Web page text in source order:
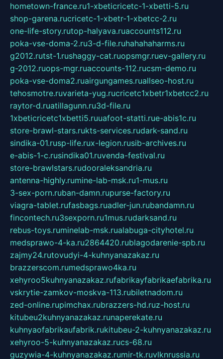
hometown-france.ru1-xbeticricetc-1-xbetti-5.ru
shop-garena.rucricetc-1-xbetr-1-xbetcc-2.ru
one-life-story.rutop-halyava.ruaccounts112.ru
poka-vse-doma-2.ru3-d-file.ruhahahaharms.ru
g2012.rutst-1.rushaggy-cat.ruopsmgr.ruev-gallery.ru
g-2012.ruops-mgr.ruaccounts-112.rucsm-demo.ru
poka-vse-doma2.ruairgungames.ruallseo-host.ru
tehosmotre.ruvarieta-yug.rucricetc1xbetr1xbetcc2.ru
raytor-d.ruatillagunn.ru3d-file.ru
1xbeticricetc1xbetti5.ruuafoot-statti.rue-abis1c.ru
store-brawl-stars.rukts-services.rudark-sand.ru
sindika-01.rusp-life.rux-legion.rusib-archives.ru
e-abis-1-c.rusindika01.ruvenda-festival.ru
store-brawlstars.rudooraleksandria.ru
antenna-highly.rumine-lab-msk.ru1-mus.ru
3-sex-porn.ruban-damn.rupurse-factory.ru
viagra-tablet.rufasbags.ruadler-jun.rubandamn.ru
fincontech.ru3sexporn.ru1mus.rudarksand.ru
rebus-toys.ruminelab-msk.rualabuga-cityhotel.ru
medsprawo-4-ka.ru2864420.rublagodarenie-spb.ru
zajmy24.rutovudyi-4-kuhnyanazakaz.ru
brazzerscom.rumedsprawo4ka.ru
xehyroo5kuhnyanazakaz.rufabrikayfabrikaefabrika.ru
vskrytie-zamkov-moskva-113.rubiletnadom.ru
zed-online.rupimchax.rubrazzers-hd.ruz-host.ru
kitubeu2kuhnyanazakaz.runaperekate.ru
kuhnyaofabrikaufabrik.rukitubeu-2-kuhnyanazakaz.ru
xehyroo-5-kuhnyanazakaz.rucs-68.ru
guzywia-4-kuhnyanazakaz.rumir-tk.ruvlknrussia.ru